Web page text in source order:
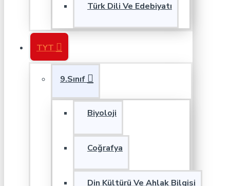
Türk Dili Ve Edebiyatı
TYT
9.Sınıf
Biyoloji
Coğrafya
Din Kültürü Ve Ahlak Bilgisi